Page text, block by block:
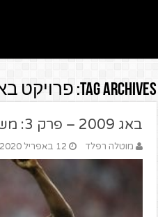
Tag Archives: פרויקט באג
באג 2009 – פרק 3: משני צידי הטרבל
מוטלה רפלד 12 באפריל 2020